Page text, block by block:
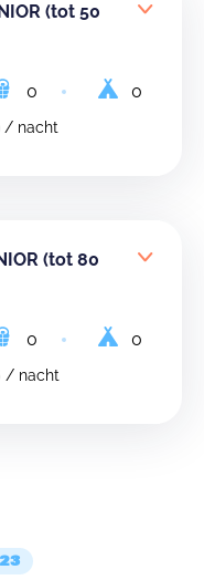
(tot 50
0
0
/ nacht
(tot 80
0
0
/ nacht
23